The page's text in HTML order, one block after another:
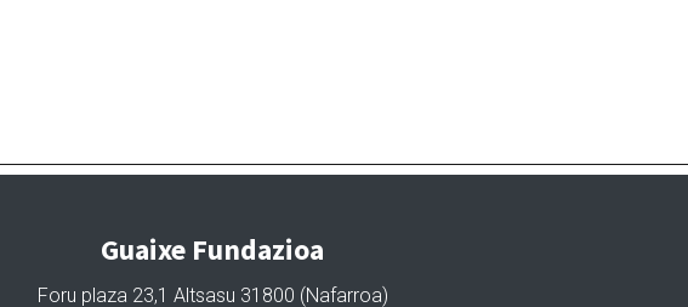
Guaixe Fundazioa
Foru plaza 23,1 Altsasu 31800 (Nafarroa)